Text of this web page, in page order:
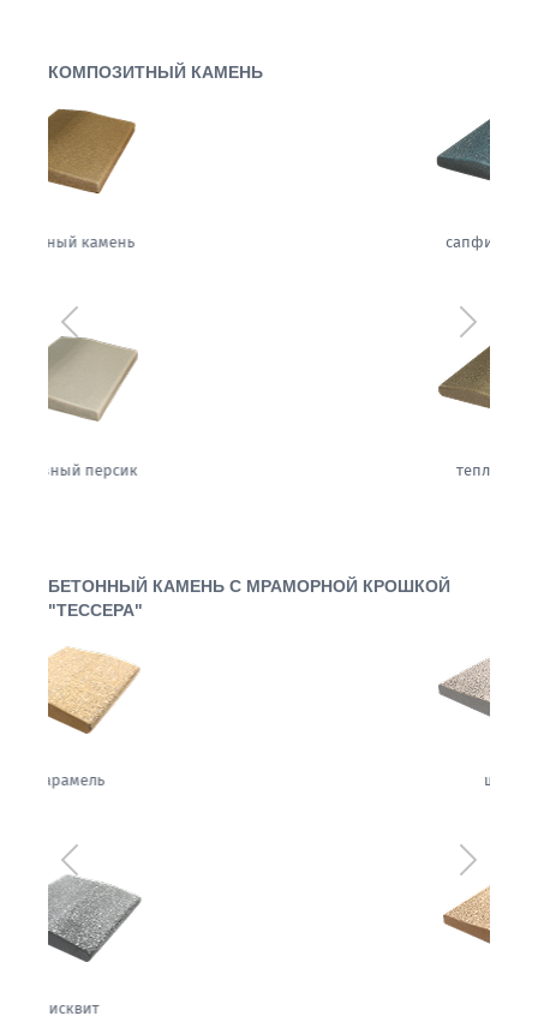
КОМПОЗИТНЫЙ КАМЕНЬ
Предыдущий
БЕТОННЫЙ КАМЕНЬ С МРАМОРНОЙ КРОШКОЙ
"ТЕССЕРА"
Предыдущий